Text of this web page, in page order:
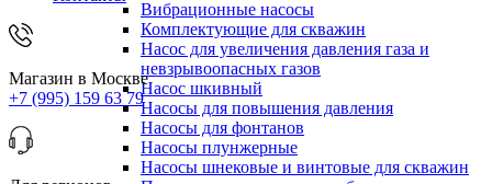
Магазин в Москве
+7 (995) 159 63 79
Вибрационные насосы
Комплектующие для скважин
Насос для увеличения давления газа и
невзрывоопасных газов
Насос шкивный
Насосы для повышения давления
Насосы для фонтанов
Насосы плунжерные
Насосы шнековые и винтовые для скважин